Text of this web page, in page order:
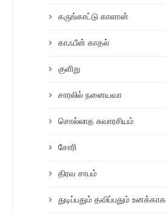
கருங்காட்டு காளான்
காஃபீன் காதல்
குளிறு
சாரலில் நனையவா
சொல்லாத சுவாரசியம்
சோரி
திரவ சாபம்
துடிப்பதும் தவிப்பதும் உனக்காக